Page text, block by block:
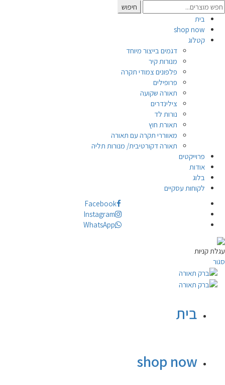
Search
for:
חיפוש
בית
shop now
קטלוג
דגמים בייצור מיוחד
מנורות קיר
פלפונים צמודי תקרה
פרופילים
תאורה שקועה
צילינדרים
נורות לד
תאורת חוץ
מאווררי תקרה עם תאורה
תאורה דקורטיבית/ מנורות תליה
פרוייקטים
אודות
בלוג
לקוחות עסקיים
Facebook
Instagram
WhatsApp
עגלת קניות
סגור
בית
shop now